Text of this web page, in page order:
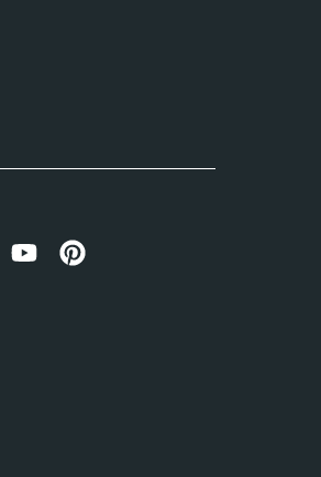
instagramcanale youtube
pinterest